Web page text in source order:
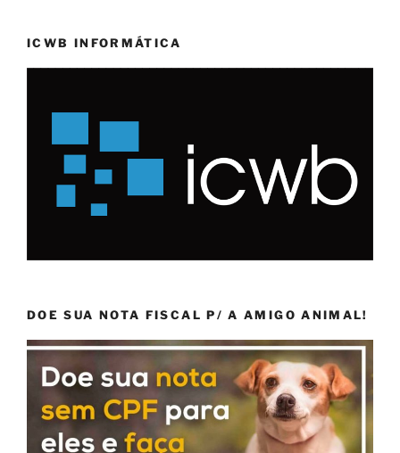
ICWB INFORMÁTICA
DOE SUA NOTA FISCAL P/ A AMIGO ANIMAL!